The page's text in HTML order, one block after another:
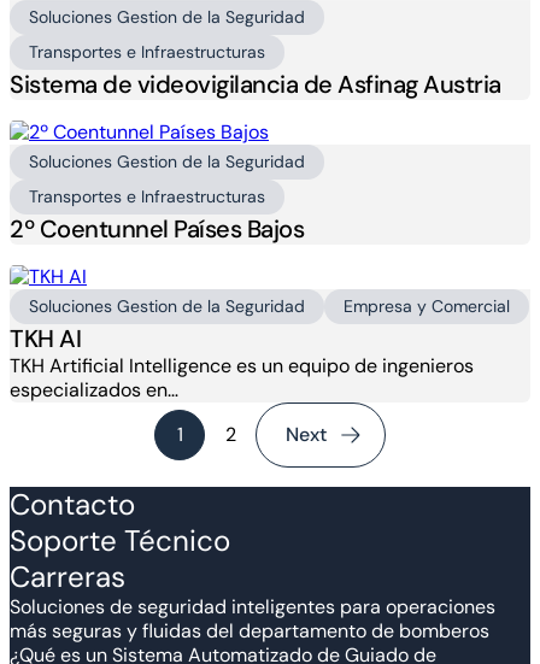
Soluciones Gestion de la Seguridad
Transportes e Infraestructuras
Sistema de videovigilancia de Asfinag Austria
Soluciones Gestion de la Seguridad
Transportes e Infraestructuras
2º Coentunnel Países Bajos
Soluciones Gestion de la Seguridad Empresa y Comercial
TKH AI
TKH Artificial Intelligence es un equipo de ingenieros
especializados en…
1
2 Next
Contacto
Soporte Técnico
Carreras
Soluciones de seguridad inteligentes para operaciones
más seguras y fluidas del departamento de bomberos
¿Qué es un Sistema Automatizado de Guiado de